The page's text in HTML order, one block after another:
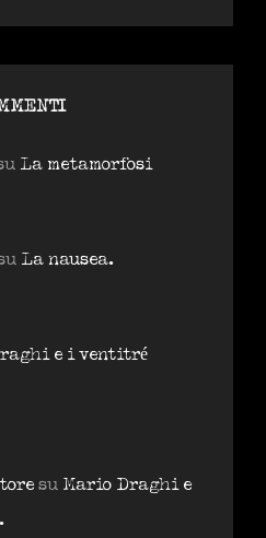
La metamorfosi
La nausea.
e i ventitré
su Mario Draghi e